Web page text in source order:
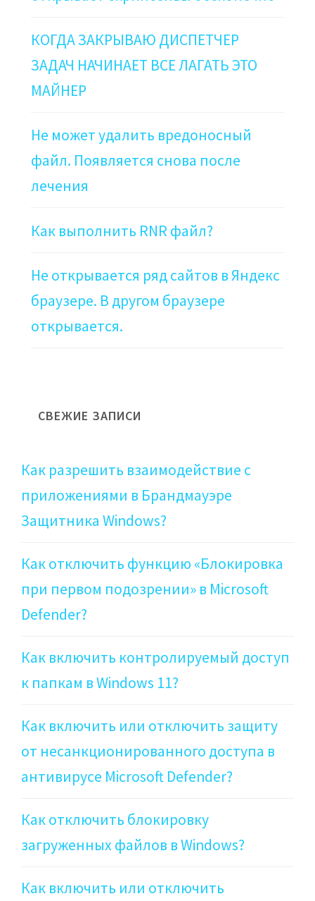
КОГДА ЗАКРЫВАЮ ДИСПЕТЧЕР
ЗАДАЧ НАЧИНАЕТ ВСЕ ЛАГАТЬ ЭТО
МАЙНЕР
Не может удалить вредоносный
файл. Появляется снова после
лечения
Как выполнить RNR файл?
Не открывается ряд сайтов в Яндекс
браузере. В другом браузере
открывается.
СВЕЖИЕ ЗАПИСИ
Как разрешить взаимодействие с
приложениями в Брандмауэре
Защитника Windows?
Как отключить функцию «Блокировка
при первом подозрении» в Microsoft
Defender?
Как включить контролируемый доступ
к папкам в Windows 11?
Как включить или отключить защиту
от несанкционированного доступа в
антивирусе Microsoft Defender?
Как отключить блокировку
загруженных файлов в Windows?
Как включить или отключить